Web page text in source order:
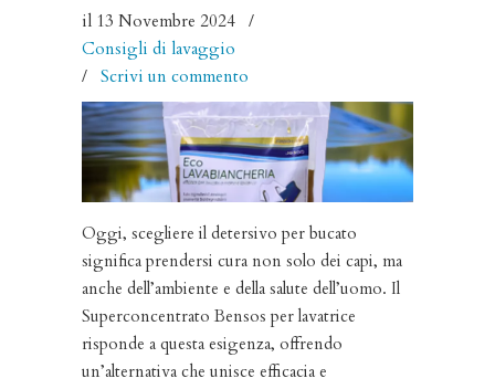
il 13 Novembre 2024 /
Consigli di lavaggio
/ Scrivi un commento
Oggi, scegliere il detersivo per bucato
significa prendersi cura non solo dei capi, ma
anche dell’ambiente e della salute dell’uomo. Il
Superconcentrato Bensos per lavatrice
risponde a questa esigenza, offrendo
un’alternativa che unisce efficacia e